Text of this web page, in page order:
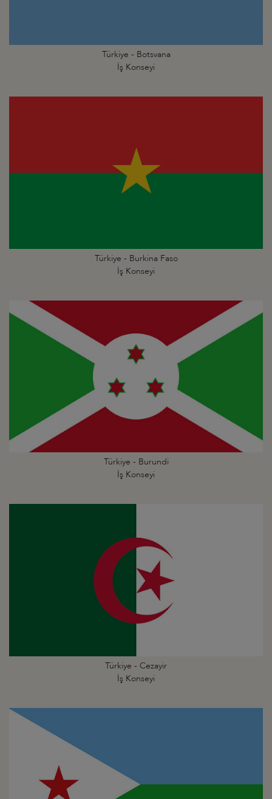
Türkiye - Botsvana
İş Konseyi
Türkiye - Burkina Faso
İş Konseyi
Türkiye - Burundi
İş Konseyi
Türkiye - Cezayir
İş Konseyi